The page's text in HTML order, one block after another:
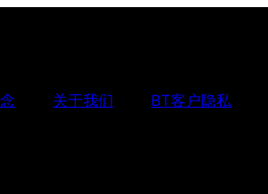
关于我们 BT客户隐私